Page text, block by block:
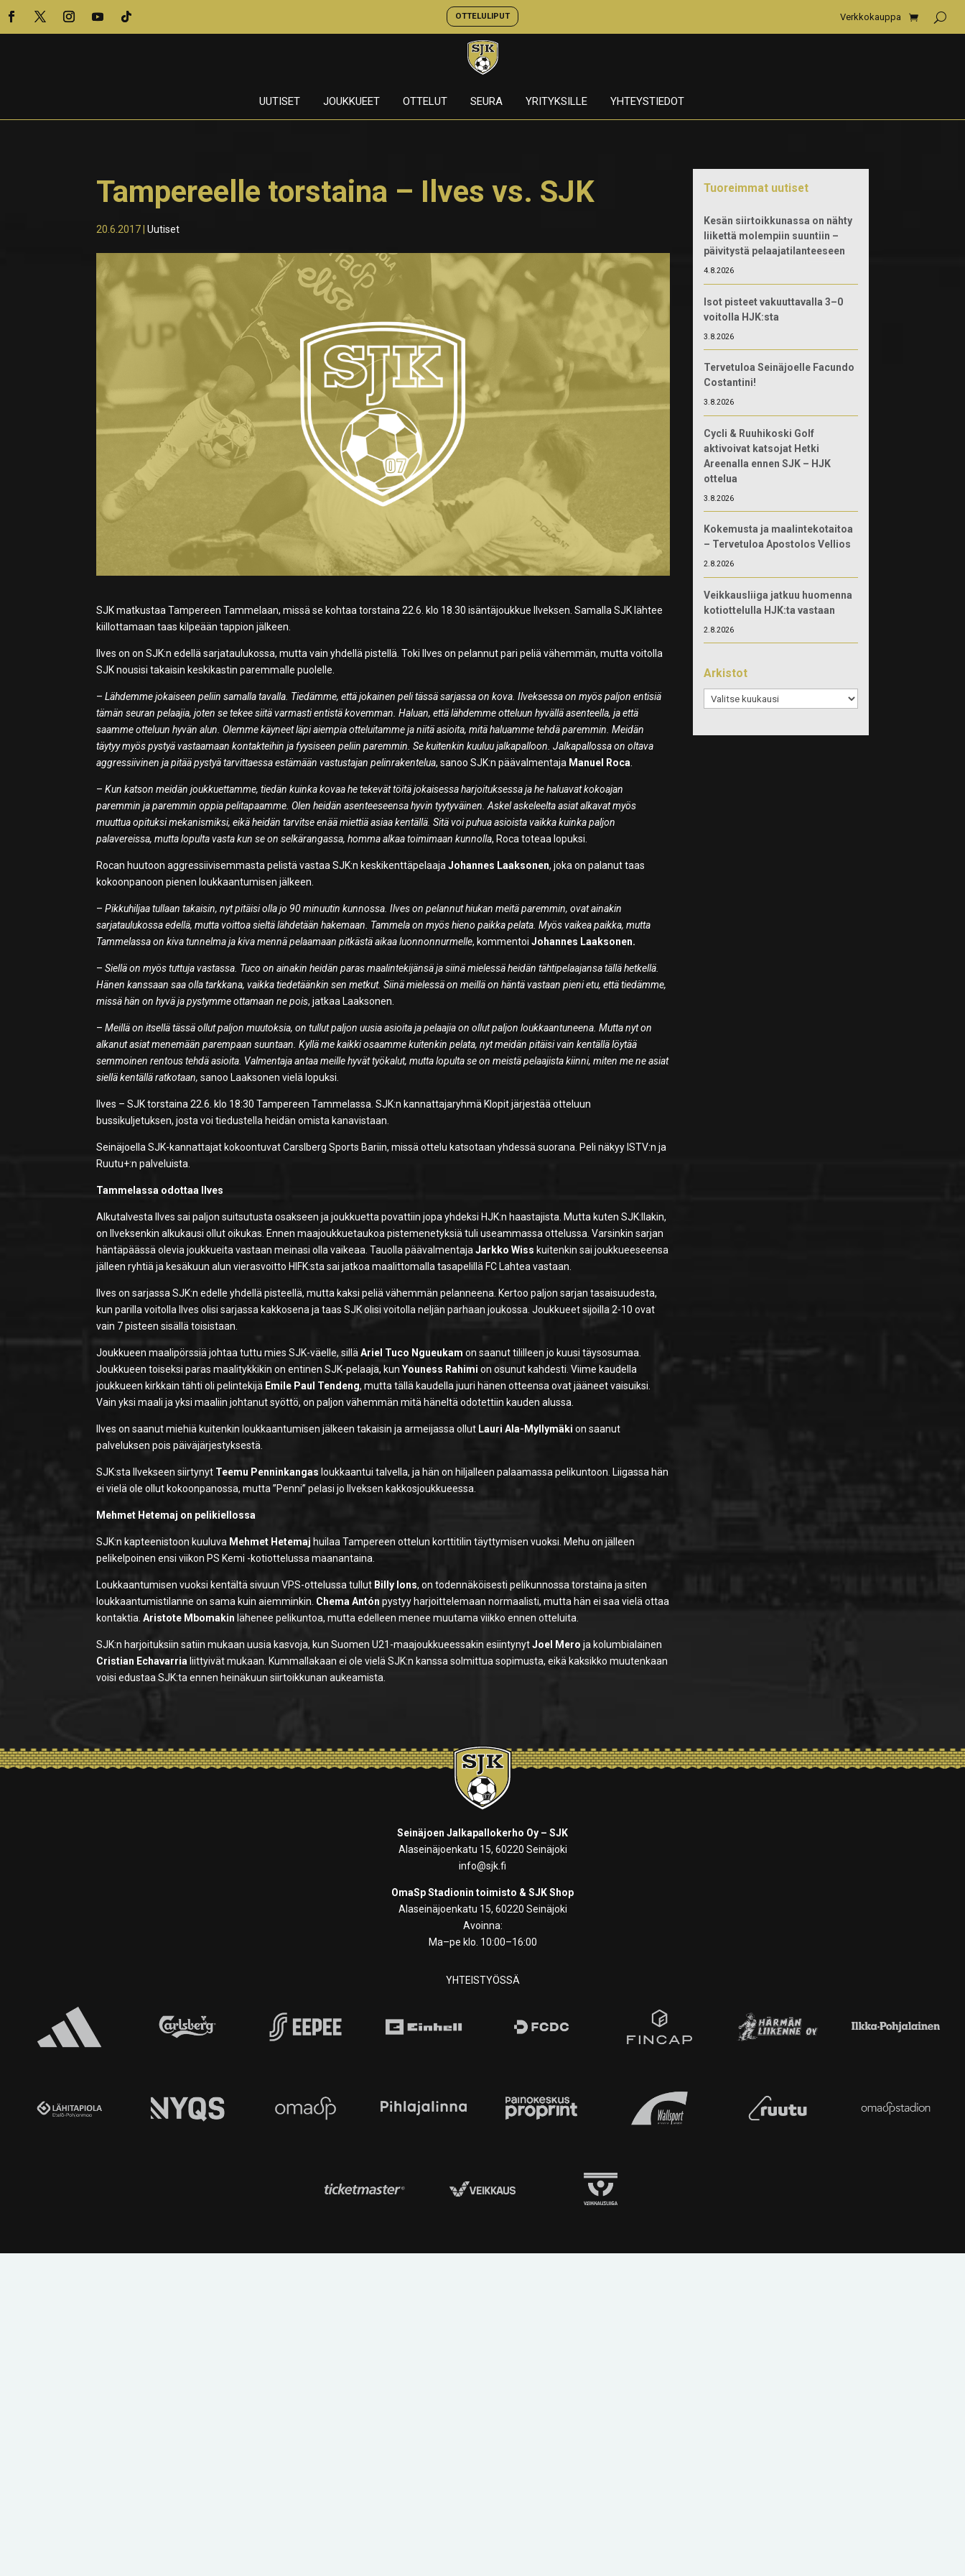
OTTELULIPUT Verkkokauppa
UUTISET JOUKKUEET OTTELUT SEURA YRITYKSILLE YHTEYSTIEDOT
Tampereelle torstaina – Ilves vs. SJK
20.6.2017 |Uutiset
SJK matkustaa Tampereen Tammelaan, missä se kohtaa torstaina 22.6. klo 18.30 isäntäjoukkue Ilveksen. Samalla SJK lähtee
kiillottamaan taas kilpeään tappion jälkeen.
Ilves on on SJK:n edellä sarjataulukossa, mutta vain yhdellä pistellä. Toki Ilves on pelannut pari peliä vähemmän, mutta voitolla
SJK nousisi takaisin keskikastin paremmalle puolelle.
–Lähdemme jokaiseen peliin samalla tavalla. Tiedämme, että jokainen peli tässä sarjassa on kova. Ilveksessa on myös paljon entisiä
tämän seuran pelaajia, joten se tekee siitä varmasti entistä kovemman. Haluan, että lähdemme otteluun hyvällä asenteella, ja että
saamme otteluun hyvän alun. Olemme käyneet läpi aiempia otteluitamme ja niitä asioita, mitä haluamme tehdä paremmin. Meidän
täytyy myös pystyä vastaamaan kontakteihin ja fyysiseen peliin paremmin. Se kuitenkin kuuluu jalkapalloon. Jalkapallossa on oltava
aggressiivinen ja pitää pystyä tarvittaessa estämään vastustajan pelinrakentelua, sanoo SJK:n päävalmentaja Manuel Roca.
–Kun katson meidän joukkuettamme, tiedän kuinka kovaa he tekevät töitä jokaisessa harjoituksessa ja he haluavat kokoajan
paremmin ja paremmin oppia pelitapaamme. Olen heidän asenteeseensa hyvin tyytyväinen. Askel askeleelta asiat alkavat myös
muuttua opituksi mekanismiksi, eikä heidän tarvitse enää miettiä asiaa kentällä. Sitä voi puhua asioista vaikka kuinka paljon
palavereissa, mutta lopulta vasta kun se on selkärangassa, homma alkaa toimimaan kunnolla, Roca toteaa lopuksi.
Rocan huutoon aggressiivisemmasta pelistä vastaa SJK:n keskikenttäpelaajaJohannes Laaksonen, joka on palanut taas
kokoonpanoon pienen loukkaantumisen jälkeen.
–Pikkuhiljaa tullaan takaisin, nyt pitäisi olla jo 90 minuutin kunnossa. Ilves on pelannut hiukan meitä paremmin, ovat ainakin
sarjataulukossa edellä, mutta voittoa sieltä lähdetään hakemaan. Tammela on myös hieno paikka pelata. Myös vaikea paikka, mutta
Tammelassa on kiva tunnelma ja kiva mennä pelaamaan pitkästä aikaa luonnonnurmelle, kommentoiJohannes Laaksonen.
–Siellä on myös tuttuja vastassa. Tuco on ainakin heidän paras maalintekijänsä ja siinä mielessä heidän tähtipelaajansa tällä hetkellä.
Hänen kanssaan saa olla tarkkana, vaikka tiedetäänkin sen metkut. Siinä mielessä on meillä on häntä vastaan pieni etu, että tiedämme,
missä hän on hyvä ja pystymme ottamaan ne pois, jatkaa Laaksonen.
–Meillä on itsellä tässä ollut paljon muutoksia, on tullut paljon uusia asioita ja pelaajia on ollut paljon loukkaantuneena. Mutta nyt on
alkanut asiat menemään parempaan suuntaan. Kyllä me kaikki osaamme kuitenkin pelata, nyt meidän pitäisi vain kentällä löytää
semmoinen rentous tehdä asioita. Valmentaja antaa meille hyvät työkalut, mutta lopulta se on meistä pelaajista kiinni, miten me ne asiat
siellä kentällä ratkotaan, sanoo Laaksonen vielä lopuksi.
Ilves – SJK torstaina 22.6. klo 18:30 Tampereen Tammelassa. SJK:n kannattajaryhmä Klopit järjestää otteluun
bussikuljetuksen, josta voi tiedustella heidän omista kanavistaan.
Seinäjoella SJK-kannattajat kokoontuvat Carslberg Sports Bariin, missä ottelu katsotaan yhdessä suorana. Peli näkyy ISTV:n ja
Ruutu+:n palveluista.
Tammelassa odottaa Ilves
Alkutalvesta Ilves sai paljon suitsutusta osakseen ja joukkuetta povattiin jopa yhdeksi HJK:n haastajista. Mutta kuten SJK:llakin,
on Ilveksenkin alkukausi ollut oikukas. Ennen maajoukkuetaukoa pistemenetyksiä tuli useammassa ottelussa. Varsinkin sarjan
häntäpäässä olevia joukkueita vastaan meinasi olla vaikeaa. Tauolla päävalmentajaJarkko Wiss kuitenkin sai joukkueeseensa
jälleen ryhtiä ja kesäkuun alun vierasvoitto HIFK:sta sai jatkoa maalittomalla tasapelillä FC Lahtea vastaan.
Ilves on sarjassa SJK:n edelle yhdellä pisteellä, mutta kaksi peliä vähemmän pelanneena. Kertoo paljon sarjan tasaisuudesta,
kun parilla voitolla Ilves olisi sarjassa kakkosena ja taas SJK olisi voitolla neljän parhaan joukossa. Joukkueet sijoilla 2-10 ovat
vain 7 pisteen sisällä toisistaan.
Joukkueen maalipörssiä johtaa tuttu mies SJK-väelle, silläAriel Tuco Ngueukam on saanut tililleen jo kuusi täysosumaa.
Joukkueen toiseksi paras maalitykkikin on entinen SJK-pelaaja, kunYouness Rahimi on osunut kahdesti. Viime kaudella
joukkueen kirkkain tähti oli pelintekijä Emile Paul Tendeng, mutta tällä kaudella juuri hänen otteensa ovat jääneet vaisuiksi.
Vain yksi maali ja yksi maaliin johtanut syöttö, on paljon vähemmän mitä häneltä odotettiin kauden alussa.
Ilves on saanut miehiä kuitenkin loukkaantumisen jälkeen takaisin ja armeijassa ollut Lauri Ala-Myllymäki on saanut
palveluksen pois päiväjärjestyksestä.
SJK:sta Ilvekseen siirtynyt Teemu Penninkangas loukkaantui talvella, ja hän on hiljalleen palaamassa pelikuntoon. Liigassa hän
ei vielä ole ollut kokoonpanossa, mutta ”Penni” pelasi jo Ilveksen kakkosjoukkueessa.
Mehmet Hetemaj on pelikiellossa
SJK:n kapteenistoon kuuluva Mehmet Hetemaj huilaa Tampereen ottelun korttitilin täyttymisen vuoksi. Mehu on jälleen
pelikelpoinen ensi viikon PS Kemi -kotiottelussa maanantaina.
Loukkaantumisen vuoksi kentältä sivuun VPS-ottelussa tullut Billy Ions, on todennäköisesti pelikunnossa torstaina ja siten
loukkaantumistilanne on sama kuin aiemminkin. Chema Antón pystyy harjoittelemaan normaalisti, mutta hän ei saa vielä ottaa
kontaktia.Aristote Mbomakin lähenee pelikuntoa, mutta edelleen menee muutama viikko ennen otteluita.
SJK:n harjoituksiin satiin mukaan uusia kasvoja, kun Suomen U21-maajoukkueessakin esiintynytJoel Mero ja kolumbialainen
Cristian Echavarria liittyivät mukaan. Kummallakaan ei ole vielä SJK:n kanssa solmittua sopimusta, eikä kaksikko muutenkaan
voisi edustaa SJK:ta ennen heinäkuun siirtoikkunan aukeamista.
Tuoreimmat uutiset
Kesän siirtoikkunassa on nähty
liikettä molempiin suuntiin –
päivitystä pelaajatilanteeseen
4.8.2026
Isot pisteet vakuuttavalla 3–0
voitolla HJK:sta
3.8.2026
Tervetuloa Seinäjoelle Facundo
Costantini!
3.8.2026
Cycli & Ruuhikoski Golf
aktivoivat katsojat Hetki
Areenalla ennen SJK – HJK
ottelua
3.8.2026
Kokemusta ja maalintekotaitoa
– Tervetuloa Apostolos Vellios
2.8.2026
Veikkausliiga jatkuu huomenna
kotiottelulla HJK:ta vastaan
2.8.2026
Arkistot
Arkistot
Seinäjoen Jalkapallokerho Oy – SJK
Alaseinäjoenkatu 15, 60220 Seinäjoki
info@sjk.fi
OmaSp Stadionin toimisto & SJK Shop
Alaseinäjoenkatu 15, 60220 Seinäjoki
Avoinna:
Ma–pe klo. 10:00–16:00
YHTEISTYÖSSÄ